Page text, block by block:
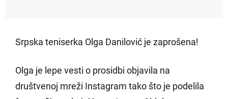
Srpska teniserka Olga Danilović je zaprošena!
Olga je lepe vesti o prosidbi objavila na
društvenoj mreži Instagram tako što je podelila